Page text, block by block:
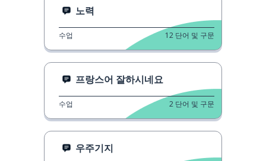
노력
수업 12 단어 및 구문
프랑스어 잘하시네요
수업 2 단어 및 구문
우주기지